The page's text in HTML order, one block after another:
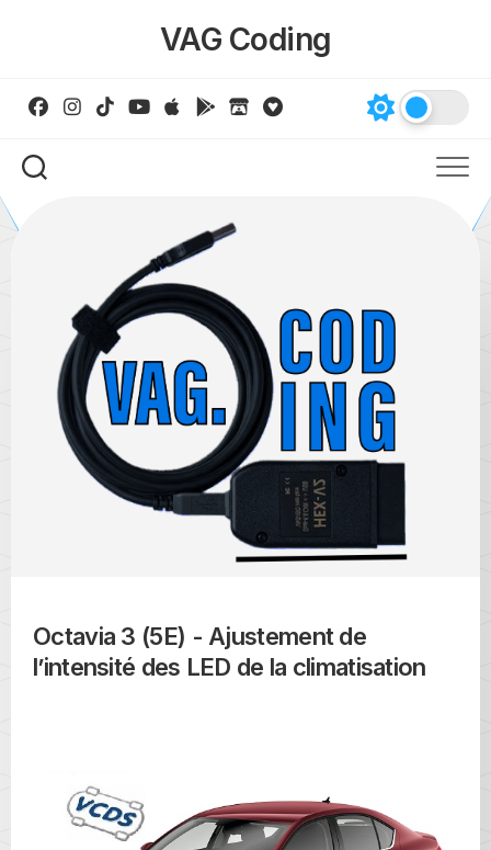
VAG Coding
Octavia 3 (5E) - Ajustement de
l’intensité des LED de la climatisation